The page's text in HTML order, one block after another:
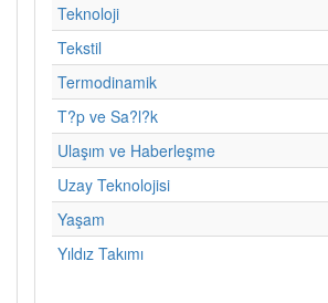
Teknoloji
Tekstil
Termodinamik
T?p ve Sa?l?k
Ulaşım ve Haberleşme
Uzay Teknolojisi
Yaşam
Yıldız Takımı